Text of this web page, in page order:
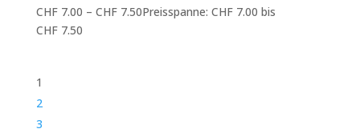
CHF7.00 – CHF7.50Preisspanne: CHF 7.00 bis
CHF 7.50
1
2
3